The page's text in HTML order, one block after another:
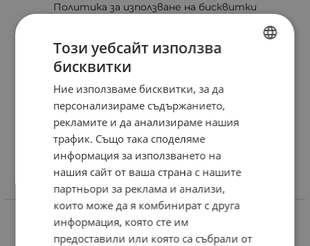
Политика за използване на бисквитки
При възникване на спор, свързан с покупка онлайн,
можете да ползвате сайта ОРС
Вашите права
Отказ от сделка
Защо eRider?
Карта на сайта
Контакти
Контакти
Онлайн магазин- Понеделник - Петък: 08:30-16:30ч
0884 199 844
Този уебсайт използва
бисквитки
Ние използваме бисквитки, за да
персонализираме съдържанието,
рекламите и да анализираме нашия
трафик. Също така споделяме
информация за използването на
нашия сайт от ваша страна с нашите
партньори за реклама и анализи,
които може да я комбинират с друга
информация, която сте им
предоставили или която са събрали от